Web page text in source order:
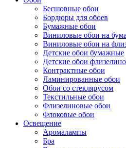
Бесшовные обои
Бордюры для обоев
Бумажные обои
Виниловые обои на
Виниловые обои на
Детские обои бумажные
Детские обои
Контрактные обои
Ламинированные обои
Обои со стеклярусом
Текстильные обои
Флизелиновые обои
Флоковые обои
Освещение
Аромалампы
Бра